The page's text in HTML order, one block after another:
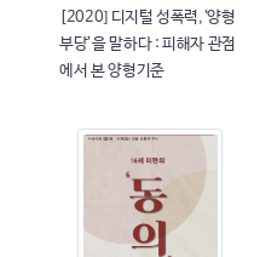
[2020] 디지털 성폭력,‘양형
부당’을 말하다 : 피해자 관점
에서 본 양형기준